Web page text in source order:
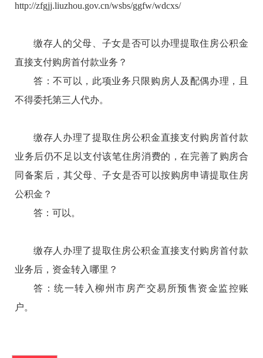
http://zfgjj.liuzhou.gov.cn/wsbs/ggfw/wdcxs/
缴存人的父母、子女是否可以办理提取住房公积金
直接支付购房首付款业务？
答：不可以，此项业务只限购房人及配偶办理，且
不得委托第三人代办。
缴存人办理了提取住房公积金直接支付购房首付款
业务后仍不足以支付该笔住房消费的，在完善了购房合
同备案后，其父母、子女是否可以按购房申请提取住房
公积金？
答：可以。
缴存人办理了提取住房公积金直接支付购房首付款
业务后，资金转入哪里？
答：统一转入柳州市房产交易所预售资金监控账
户。